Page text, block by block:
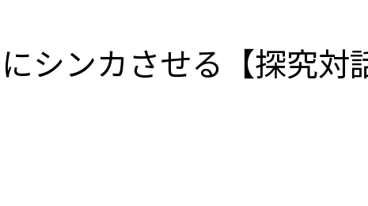
シンカさせる【探究対